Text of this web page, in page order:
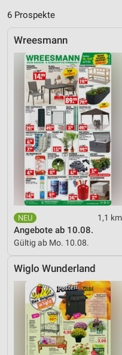
6 Prospekte
Wreesmann
1,1 km
Angebote ab 10.08.
Gültig ab Mo. 10.08.
Wiglo Wunderland
Messung der Werbeleistung
Messung der
Analyse von Zielgruppen
Kombinationen von
Quellen
Entwicklung und
Verwendung reduzierter
Inhalten
IAB-Besonderheiten:
Verwendung genauer
Geräte anhand von aktiv
Informationen identifizieren
Nicht-IAB-Verarbeitungszwecke:
Performance
Funktional
Werbung